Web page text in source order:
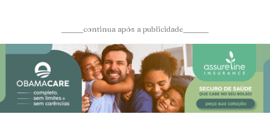
______continua após a publicidade_______